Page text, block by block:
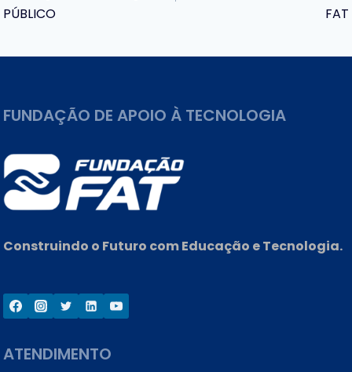
Post
PÚBLICO
FAT
FUNDAÇÃO DE APOIO À TECNOLOGIA
Construindo o Futuro com Educação e Tecnologia.
ATENDIMENTO